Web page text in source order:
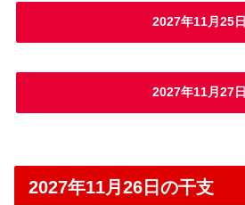
2027年11月25日
2027年11月27日
2027年11月26日の干支